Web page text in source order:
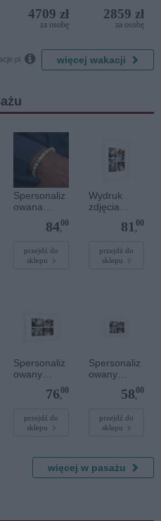
(ex. Citta
del Mare)
4709 zł
za osobę
2859 zł
za osobę
 więcej wakacji
Spersonaliz
owana
bransoletka
szlachetnym
i - Szary - M
84,
00
przejdź do
sklepu
Wydruk
zdjęcia
plakatu - 50
x 70 cm81 ,
00
przejdź do
sklepu
Spersonaliz
owany
plakat - 60 x
76,
00
przejdź do
sklepu
Spersonaliz
owany
plakat - 30 x
58,
00
przejdź do
sklepu
więcej w pasażu